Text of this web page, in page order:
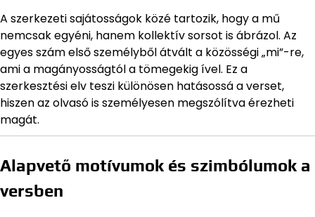
A szerkezeti sajátosságok közé tartozik, hogy a mű
nemcsak egyéni, hanem kollektív sorsot is ábrázol. Az
egyes szám első személyből átvált a közösségi „mi”-re,
ami a magányosságtól a tömegekig ível. Ez a
szerkesztési elv teszi különösen hatásossá a verset,
hiszen az olvasó is személyesen megszólítva érezheti
magát.
Alapvető motívumok és szimbólumok a
versben